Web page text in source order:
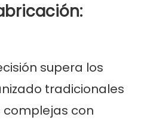
supera los
tradicionales
con